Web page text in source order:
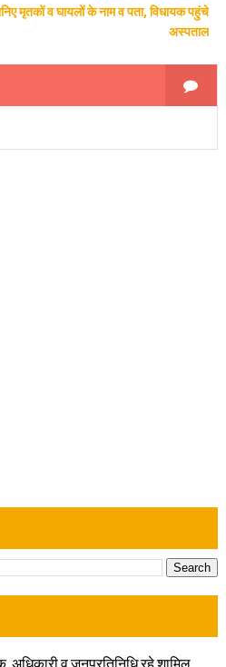
मृतकों व घायलों के नाम व पता, विधायक पहुंचे
अस्पताल
व जनप्रतिनिधि रहे शामिल